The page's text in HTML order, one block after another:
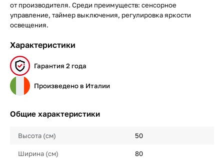
от производителя. Среди преимуществ: сенсорное
управление, таймер выключения, регулировка яркости
освещения.
Характеристики
Гарантия 2 года
Произведено в Италии
Общие характеристики
Высота (см) 50
Ширина (см) 80